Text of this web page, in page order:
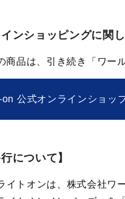
インショッピングに関し
商品は、引き続き「ワー
公式オンラインショッ
について】
イトオンは、株式会社ワ